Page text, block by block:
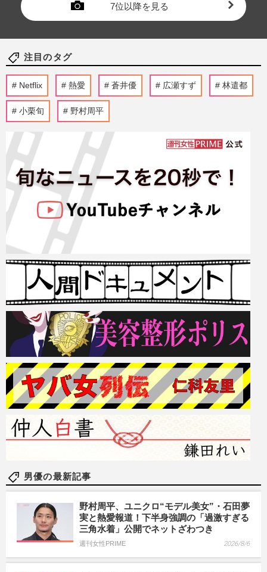
7位以降を見る
注目のタグ
Netflix 熱愛 蒼井優 広瀬すず 林遣都
小栗旬 野村周平
男優の最新記事
野村周平、ユニクロ“モデル美女”・石田夢
実と熱愛報道！下半身強調の「過激すぎる
三角水着」公開でネットざわつき
週刊女性PRIME 2026/8/6